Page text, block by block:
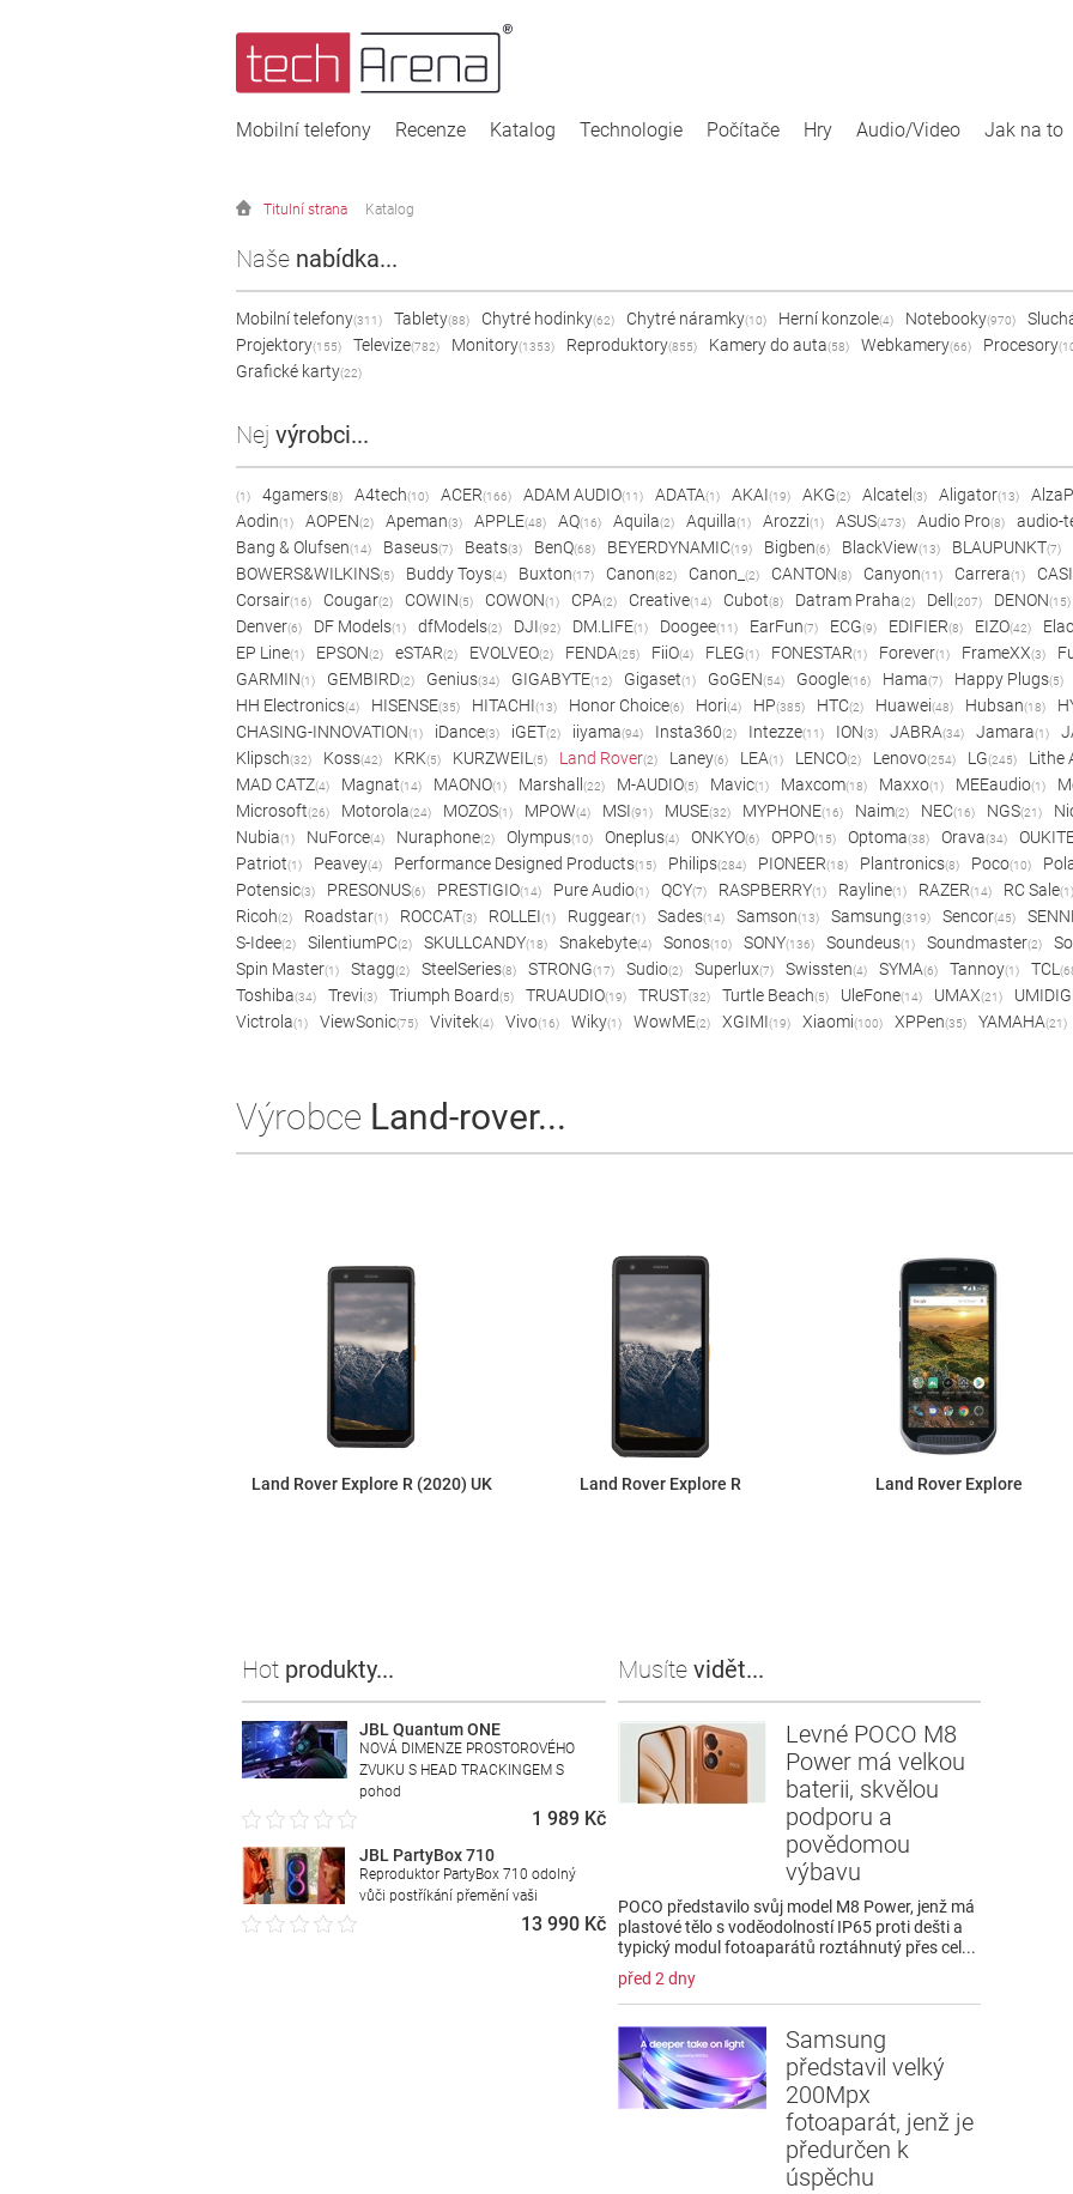
Mobilní telefony Recenze Katalog Technologie Počítače Hry Audio/Video Jak na to
Titulní strana Katalog
Naše nabídka...
Mobilní telefony(311) Tablety(88) Chytré hodinky(62) Chytré náramky(10) Herní konzole(4) Notebooky(970)
Projektory(155) Televize(782) Monitory(1353) Reproduktory(855) Kamery do auta(58) Webkamery(66) Procesory
Grafické karty(22)
Nej výrobci...
(1) 4gamers(8) A4tech(10) ACER(166) ADAM AUDIO(11) ADATA(1) AKAI(19) AKG(2) Alcatel (3) Aligator(13)
Aodin(1) AOPEN(2) Apeman(3) APPLE(48) AQ(16) Aquila(2) Aquilla(1) Arozzi(1) ASUS(473) Audio Pro(8) audio-
Bang & Olufsen(14) Baseus(7) Beats(3) BenQ(68) BEYERDYNAMIC(19) Bigben(6) BlackView(13) BLAUPUNKT(7)
BOWERS&WILKINS(5) Buddy Toys(4) Buxton(17) Canon(82) Canon_ (2) CANTON(8) Canyon(11) Carrera(1)
Corsair(16) Cougar(2) COWIN(5) COWON(1) CPA(2) Creative(14) Cubot(8) Datram Praha(2) Dell (207) DENON(15)
Denver(6) DF Models(1) dfModels(2) DJI(92) DM.LIFE(1) Doogee(11) EarFun(7) ECG(9) EDIFIER(8) EIZO(42) Elac
EP Line(1) EPSON(2) eSTAR(2) EVOLVEO(2) FENDA(25) FiiO(4) FLEG(1) FONESTAR(1) Forever(1) FrameXX(3)
GARMIN(1) GEMBIRD(2) Genius(34) GIGABYTE(12) Gigaset(1) GoGEN(54) Google(16) Hama(7) Happy Plugs(5)
HH Electronics(4) HISENSE(35) HITACHI(13) Honor Choice(6) Hori(4) HP(385) HTC(2) Huawei(48) Hubsan(18)
CHASING-INNOVATION(1) iDance(3) iGET(2) iiyama(94) Insta360(2) Intezze(11) ION(3) JABRA(34) Jamara(1)
Klipsch(32) Koss(42) KRK(5) KURZWEIL(5) Land Rover(2) Laney(6) LEA(1) LENCO(2) Lenovo(254) LG(245) Lithe
MAD CATZ(4) Magnat(14) MAONO(1) Marshall (22) M-AUDIO(5) Mavic(1) Maxcom(18) Maxxo(1) MEEaudio(1)
Microsoft(26) Motorola(24) MOZOS(1) MPOW(4) MSI(91) MUSE(32) MYPHONE(16) Naim(2) NEC(16) NGS(21)
Nubia(1) NuForce(4) Nuraphone(2) Olympus(10) Oneplus(4) ONKYO(6) OPPO(15) Optoma(38) Orava(34)
Patriot(1) Peavey(4) Performance Designed Products(15) Philips(284) PIONEER(18) Plantronics(8) Poco(10)
Potensic(3) PRESONUS(6) PRESTIGIO(14) Pure Audio(1) QCY(7) RASPBERRY(1) Rayline(1) RAZER(14) RC Sale(1)
Ricoh(2) Roadstar(1) ROCCAT(3) ROLLEI(1) Ruggear(1) Sades(14) Samson(13) Samsung(319) Sencor(45)
S-Idee(2) SilentiumPC(2) SKULLCANDY(18) Snakebyte(4) Sonos(10) SONY(136) Soundeus(1) Soundmaster(2)
Spin Master(1) Stagg(2) SteelSeries(8) STRONG(17) Sudio(2) Superlux(7) Swissten(4) SYMA(6) Tannoy(1) TCL
Toshiba(34) Trevi(3) Triumph Board(5) TRUAUDIO(19) TRUST(32) Turtle Beach(5) UleFone(14) UMAX(21)
Victrola(1) ViewSonic(75) Vivitek(4) Vivo(16) Wiky(1) WowME(2) XGIMI(19) Xiaomi(100) XPPen(35) YAMAHA(21)
Výrobce Land-rover...
Land Rover Explore R (2020) UK Land Rover Explore R Land Rover Explore
Hot produkty...
JBL Quantum ONE
NOVÁ DIMENZE PROSTOROVÉHO
ZVUKU S HEAD TRACKINGEM S
pohod
1 989 Kč
JBL PartyBox 710
Reproduktor PartyBox 710 odolný
vůči postříkání přemění vaši
13 990 Kč
Musíte vidět...
Levné POCO M8
Power má velkou
baterii, skvělou
podporu a
povědomou
výbavu
POCO představilo svůj model M8 Power, jenž má
plastové tělo s voděodolností IP65 proti dešti a
typický modul fotoaparátů roztáhnutý přes cel...
před 2 dny
Samsung
představil velký
200Mpx
fotoaparát, jenž je
předurčen k
úspěchu